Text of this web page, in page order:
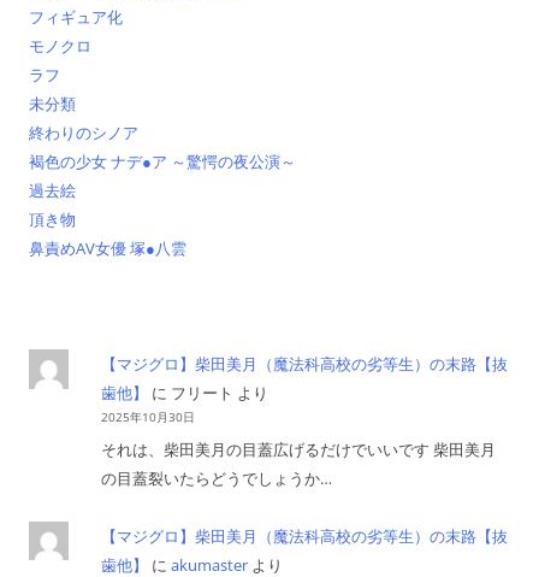
フィギュア化
モノクロ
ラフ
未分類
終わりのシノア
褐色の少女 ナデ●ア ～驚愕の夜公演～
過去絵
頂き物
鼻責めAV女優 塚●八雲
【マジグロ】柴田美月（魔法科高校の劣等生）の末路【抜
歯他】
に フリート より
2025年10月30日
それは、柴田美月の目蓋広げるだけでいいです 柴田美月
の目蓋裂いたらどうでしょうか…
【マジグロ】柴田美月（魔法科高校の劣等生）の末路【抜
歯他】
に akumaster より